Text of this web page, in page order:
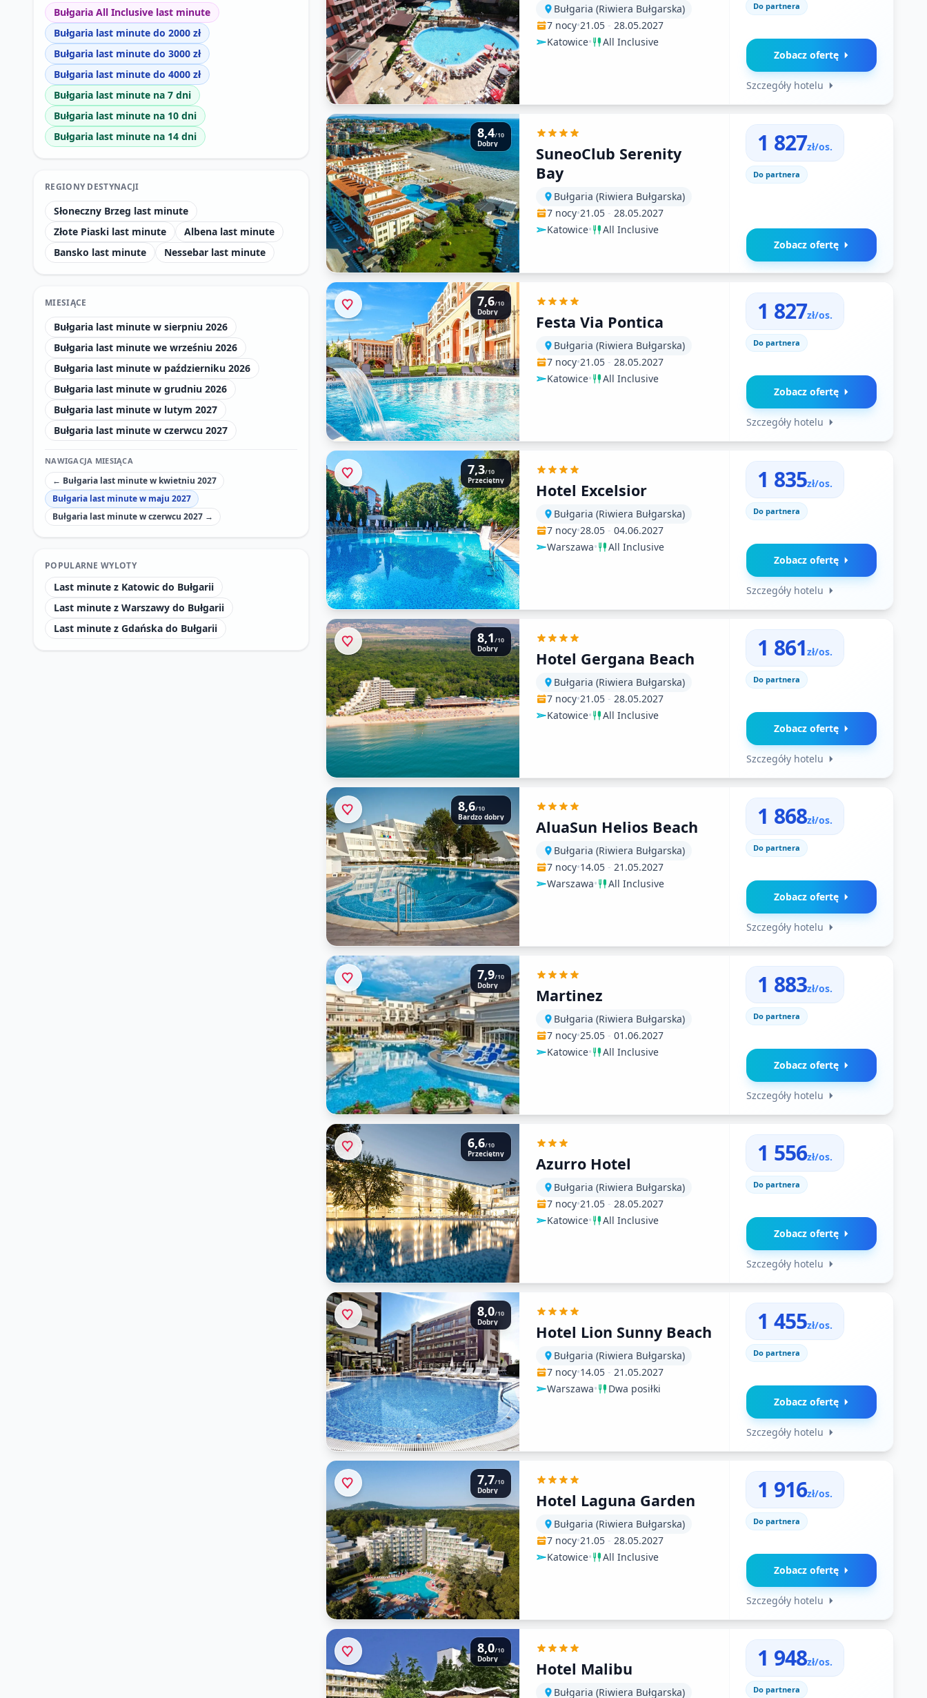
Bułgaria All Inclusive last minute
Bułgaria last minute do 2000 zł
Bułgaria last minute do 3000 zł
Bułgaria last minute do 4000 zł
Bułgaria last minute na 7 dni
Bułgaria last minute na 10 dni
Bułgaria last minute na 14 dni
REGIONY DESTYNACJI
Słoneczny Brzeg last minute
Złote Piaski last minute
Albena last minute
Bansko last minute
Nessebar last minute
MIESIĄCE
Bułgaria last minute w sierpniu 2026
Bułgaria last minute we wrześniu 2026
Bułgaria last minute w październiku 2026
Bułgaria last minute w grudniu 2026
Bułgaria last minute w lutym 2027
Bułgaria last minute w czerwcu 2027
NAWIGACJA MIESIĄCA
← Bułgaria last minute w kwietniu 2027
Bułgaria last minute w maju 2027
Bułgaria last minute w czerwcu 2027 →
POPULARNE WYLOTY
Last minute z Katowic do Bułgarii
Last minute z Warszawy do Bułgarii
Last minute z Gdańska do Bułgarii
Bułgaria (Riwiera Bułgarska)
7 nocy•21.05 - 28.05.2027
Katowice• All Inclusive
Do partnera
Zobacz ofertę
Szczegóły hotelu
8,4/10
Dobry
SuneoClub Serenity
Bay
Bułgaria (Riwiera Bułgarska)
7 nocy•21.05 - 28.05.2027
Katowice• All Inclusive
1 827zł/os.
Do partnera
Zobacz ofertę
7,6/10
Dobry Festa Via Pontica
Bułgaria (Riwiera Bułgarska)
7 nocy•21.05 - 28.05.2027
Katowice• All Inclusive
1 827zł/os.
Do partnera
Zobacz ofertę
Szczegóły hotelu
7,3/10
Przeciętny Hotel Excelsior
Bułgaria (Riwiera Bułgarska)
7 nocy•28.05 - 04.06.2027
Warszawa• All Inclusive
1 835zł/os.
Do partnera
Zobacz ofertę
Szczegóły hotelu
8,1/10
Dobry Hotel Gergana Beach
Bułgaria (Riwiera Bułgarska)
7 nocy•21.05 - 28.05.2027
Katowice• All Inclusive
1 861zł/os.
Do partnera
Zobacz ofertę
Szczegóły hotelu
8,6/10
Bardzo dobry AluaSun Helios Beach
Bułgaria (Riwiera Bułgarska)
7 nocy•14.05 - 21.05.2027
Warszawa• All Inclusive
1 868zł/os.
Do partnera
Zobacz ofertę
Szczegóły hotelu
7,9/10
Dobry Martinez
Bułgaria (Riwiera Bułgarska)
7 nocy•25.05 - 01.06.2027
Katowice• All Inclusive
1 883zł/os.
Do partnera
Zobacz ofertę
Szczegóły hotelu
6,6/10
Przeciętny Azurro Hotel
Bułgaria (Riwiera Bułgarska)
7 nocy•21.05 - 28.05.2027
Katowice• All Inclusive
1 556zł/os.
Do partnera
Zobacz ofertę
Szczegóły hotelu
8,0/10
Dobry Hotel Lion Sunny Beach
Bułgaria (Riwiera Bułgarska)
7 nocy•14.05 - 21.05.2027
Warszawa• Dwa posiłki
1 455zł/os.
Do partnera
Zobacz ofertę
Szczegóły hotelu
7,7/10
Dobry Hotel Laguna Garden
Bułgaria (Riwiera Bułgarska)
7 nocy•21.05 - 28.05.2027
Katowice• All Inclusive
1 916zł/os.
Do partnera
Zobacz ofertę
Szczegóły hotelu
8,0/10
Dobry Hotel Malibu
Bułgaria (Riwiera Bułgarska)
1 948zł/os.
Do partnera